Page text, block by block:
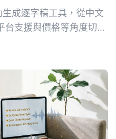
成逐字稿工具，從中文
台支援與價格等角度切